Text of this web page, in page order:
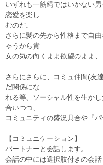
いずれも一筋縄ではいかない
恋愛を楽し
むのだ。
さらに髪の先から性格まで自
ゃうから貴
女の気の向くまま欲望のまま
さらにさらに、コミュ仲間(友
だ関係にな
れる等、ソーシャル性を生か
合いつつ、
コミュニティの盛況具合や『
【コミュニケーション】
パートナーと会話します。
会話の中には選択肢付きの会